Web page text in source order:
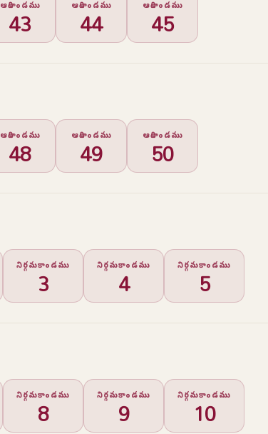
ఆదికాండము
43 ఆదికాండము
44 ఆదికాండము
45
ఆదికాండము
48 ఆదికాండము
49 ఆదికాండము
50
నిర్గమకాండము
3 నిర్గమకాండము
4 నిర్గమకాండము
5
నిర్గమకాండము
8 నిర్గమకాండము
9 నిర్గమకాండము
10